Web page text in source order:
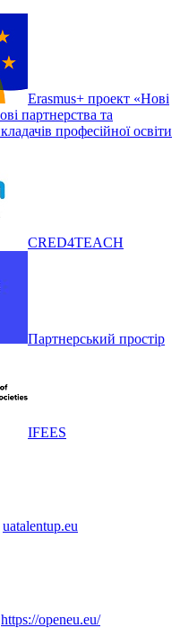
Erasmus+ проект «Нові
партнерства та
професійної освіти
CRED4TEACH
Партнерський простір
IFEES
uatalentup.eu
https://openeu.eu/